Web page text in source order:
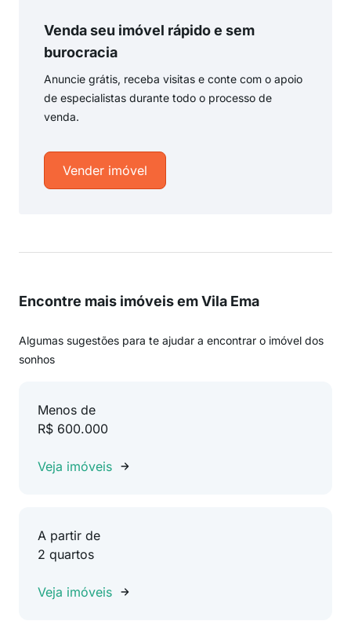
Venda seu imóvel rápido e sem
burocracia
Anuncie grátis, receba visitas e conte com o apoio
de especialistas durante todo o processo de
venda.
Vender imóvel
Encontre mais imóveis em Vila Ema
Algumas sugestões para te ajudar a encontrar o imóvel dos
sonhos
Menos de
R$ 600.000
Veja imóveis
A partir de
2 quartos
Veja imóveis